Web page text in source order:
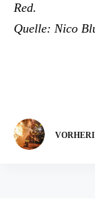
Red.
Quelle: Nico